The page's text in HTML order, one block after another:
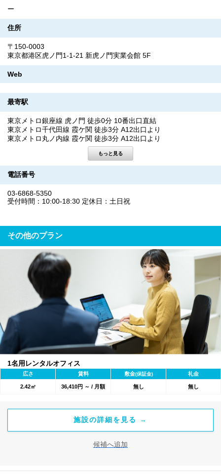
ー
住所
〒150-0003
東京都港区虎ノ門1-1-21 新虎ノ門実業会館 5F
Web
最寄駅
東京メトロ銀座線 虎ノ門 徒歩0分 10番出口直結
東京メトロ千代田線 霞ケ関 徒歩3分 A12出口より
東京メトロ丸ノ内線 霞ケ関 徒歩3分 A12出口より
電話番号
03-6868-5350
受付時間：10:00-18:30 定休日：土日祝
その他のプラン
1名用レンタルオフィス
広さ 賃料 敷金(保証金) 礼金
2.42㎡ 36,410円 ～ / 月額 無し 無し
施設の詳細を見る →
候補へ追加